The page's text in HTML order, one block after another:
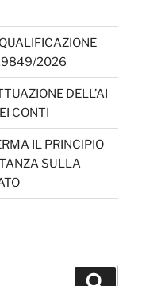
29849/2026
DELL’AI
CONTI
IL PRINCIPIO
SULLA